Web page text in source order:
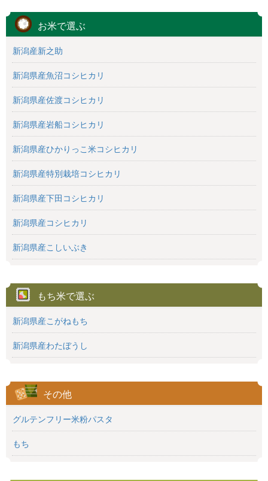
お米で選ぶ
新潟産新之助
新潟県産魚沼コシヒカリ
新潟県産佐渡コシヒカリ
新潟県産岩船コシヒカリ
新潟県産ひかりっこ米コシヒカリ
新潟県産特別栽培コシヒカリ
新潟県産下田コシヒカリ
新潟県産コシヒカリ
新潟県産こしいぶき
もち米で選ぶ
新潟県産こがねもち
新潟県産わたぼうし
その他
グルテンフリー米粉パスタ
もち